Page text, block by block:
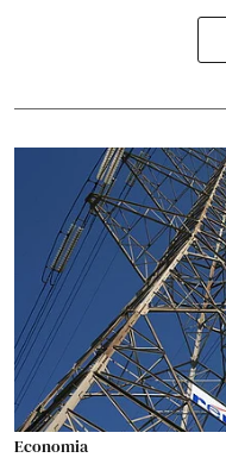
Economia